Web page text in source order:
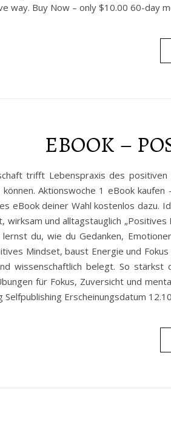
way. Buy Now – only $10.00 60-day
EBOOK –
trifft Lebenspraxis des
Aktionswoche 1 eBook
eBook deiner Wahl kostenlos
und alltagstauglich
du, wie du Gedanken,
Mindset, baust Energie und
wissenschaftlich belegt. So
für Fokus, Zuversicht und
Selfpublishing Erscheinungsdatum